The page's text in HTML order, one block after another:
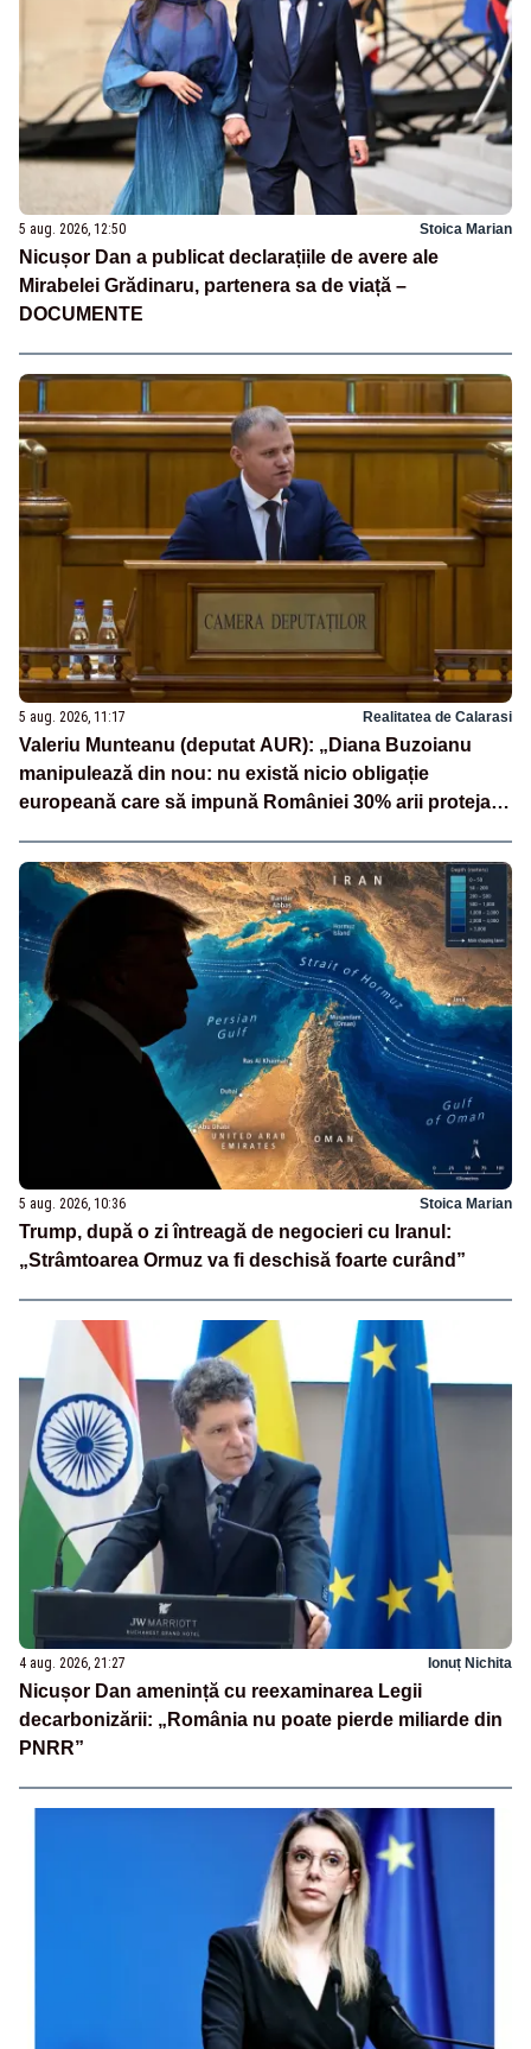
5 aug. 2026, 12:50 Stoica Marian
Nicușor Dan a publicat declarațiile de avere ale
Mirabelei Grădinaru, partenera sa de viață –
DOCUMENTE
5 aug. 2026, 11:17 Realitatea de Calarasi
Valeriu Munteanu (deputat AUR): „Diana Buzoianu
manipulează din nou: nu există nicio obligație
europeană care să impună României 30% arii protejate
5 aug. 2026, 10:36 Stoica Marian
Trump, după o zi întreagă de negocieri cu Iranul:
„Strâmtoarea Ormuz va fi deschisă foarte curând”
4 aug. 2026, 21:27 Ionuț Nichita
Nicușor Dan amenință cu reexaminarea Legii
decarbonizării: „România nu poate pierde miliarde din
PNRR”